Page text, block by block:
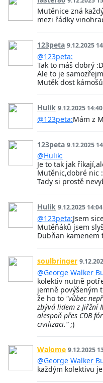
Mutěnice zná
mezi řádky
123peta 9.12.2025
@123peta:
Tak to máš dobrý :D
Ale to je
Mutěk dost
Hulik 9.12.2025 14:40
@123peta:Mám z
123peta 9.12.2025
@Hulik:
Je to tak jak
Mutěnic,dobré nic
Tady si prostě
Hulik 9.12.2025 14:04
@123peta:Jsem
Mutěňáků jsem
Dubňan kamenem
soulbringer
@George Walker
kolektiv nutně
jemně povýšeným
že ho to "vůbec
zbývá lidem z Jiřžní
alespoň přes CDB
civilizaci.“;)
Walome 9.12.2025
@George Walker
každým kolektivu